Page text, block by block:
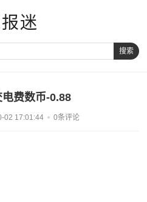
迷
搜索
费数币-0.88
02 17:01:44 0条评论